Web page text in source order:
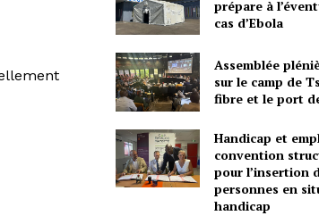
prépare à
cas d’Ebola
Assemblée
sur le camp de
fibre et le port
Handicap et
convention
pour l’insertion
personnes en
handicap